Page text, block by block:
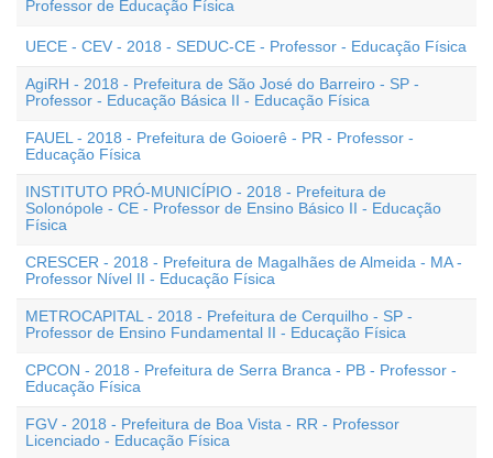
Professor de Educação Física
UECE - CEV - 2018 - SEDUC-CE - Professor - Educação Física
AgiRH - 2018 - Prefeitura de São José do Barreiro - SP -
Professor - Educação Básica II - Educação Física
FAUEL - 2018 - Prefeitura de Goioerê - PR - Professor -
Educação Física
INSTITUTO PRÓ-MUNICÍPIO - 2018 - Prefeitura de
Solonópole - CE - Professor de Ensino Básico II - Educação
Física
CRESCER - 2018 - Prefeitura de Magalhães de Almeida - MA -
Professor Nível II - Educação Física
METROCAPITAL - 2018 - Prefeitura de Cerquilho - SP -
Professor de Ensino Fundamental II - Educação Física
CPCON - 2018 - Prefeitura de Serra Branca - PB - Professor -
Educação Física
FGV - 2018 - Prefeitura de Boa Vista - RR - Professor
Licenciado - Educação Física